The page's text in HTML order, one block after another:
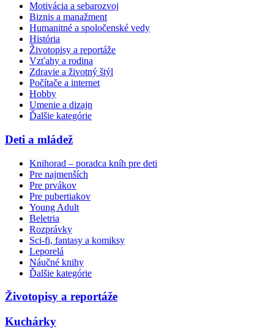
Motivácia a sebarozvoj
Biznis a manažment
Humanitné a spoločenské vedy
História
Životopisy a reportáže
Vzťahy a rodina
Zdravie a životný štýl
Počítače a internet
Hobby
Umenie a dizajn
Ďalšie kategórie
Deti a mládež
Knihorad – poradca kníh pre deti
Pre najmenších
Pre prvákov
Pre pubertiakov
Young Adult
Beletria
Rozprávky
Sci-fi, fantasy a komiksy
Leporelá
Náučné knihy
Ďalšie kategórie
Životopisy a reportáže
Kuchárky